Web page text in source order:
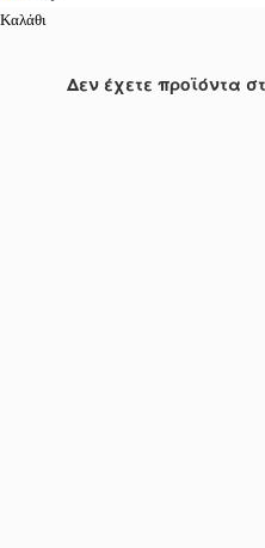
Καλάθι
Δεν έχετε προϊόντα